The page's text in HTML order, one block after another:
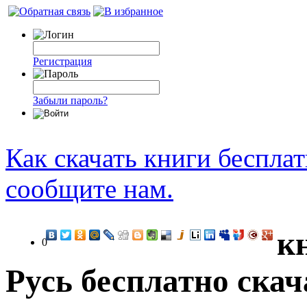
Регистрация
Забыли пароль?
Как скачать книги
сообщите нам.
0
Русь бесплатно